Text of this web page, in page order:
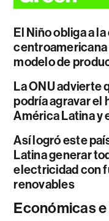
El Niño obliga a
centroamericana
modelo de
La ONU advierte
podría agravar el
América Latina y
Así logró este
Latina generar
electricidad con
renovables
Económicas